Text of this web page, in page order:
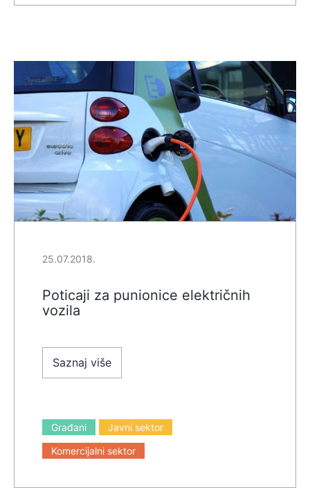
25.07.2018.
Poticaji za punionice električnih
vozila
Saznaj više
Građani
Javni sektor
Komercijalni sektor